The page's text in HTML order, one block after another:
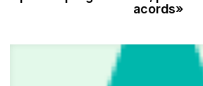
acords»